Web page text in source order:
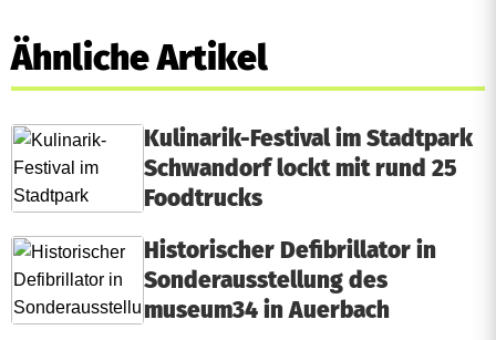
Ähnliche Artikel
Kulinarik-Festival im Stadtpark
Schwandorf lockt mit rund 25
Foodtrucks
Historischer Defibrillator in
Sonderausstellung des
museum34 in Auerbach